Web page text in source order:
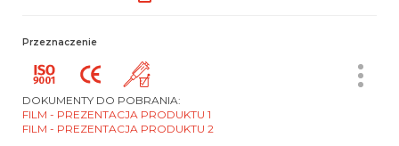
Przeznaczenie
DOKUMENTY DO POBRANIA:
FILM - PREZENTACJA PRODUKTU 1
FILM - PREZENTACJA PRODUKTU 2